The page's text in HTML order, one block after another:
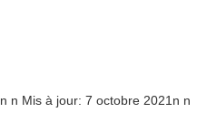
n n Mis à jour: 7 octobre 2021 n n